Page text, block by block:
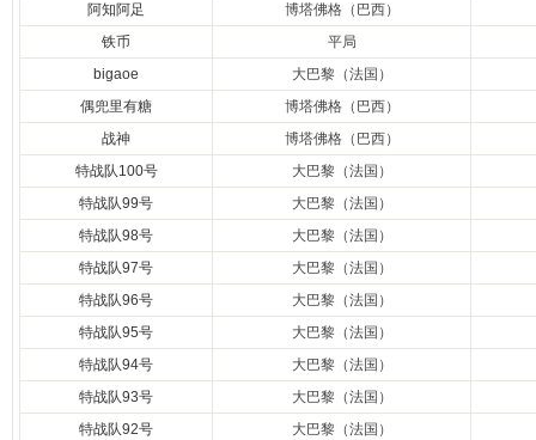
阿知阿足
博塔佛格（巴西）
铁币
平局
bigaoe
大巴黎（法国）
偶兜里有糖
博塔佛格（巴西）
战神
博塔佛格（巴西）
特战队100号
大巴黎（法国）
特战队99号
大巴黎（法国）
特战队98号
大巴黎（法国）
特战队97号
大巴黎（法国）
特战队96号
大巴黎（法国）
特战队95号
大巴黎（法国）
特战队94号
大巴黎（法国）
特战队93号
大巴黎（法国）
特战队92号
大巴黎（法国）